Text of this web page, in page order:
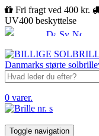
Fri fragt ved 400 kr.
UV400 beskyttelse
0 varer.
Toggle navigation